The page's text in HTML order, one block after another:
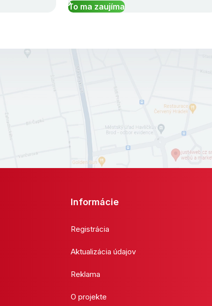
To ma zaujíma
Informácie
Registrácia
Aktualizácia údajov
Reklama
O projekte